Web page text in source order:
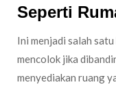
Seperti
Ini menjadi salah
mencolok jika
menyediakan ruang